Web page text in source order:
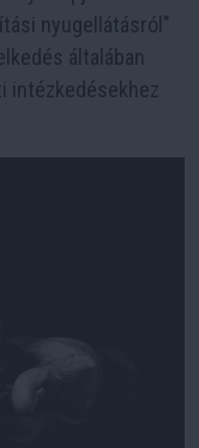
nyugellátásról"
általában
intézkedésekhez